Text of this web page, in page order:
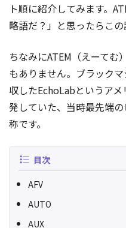
ト順に紹介してみます。
略語だ？」と思ったらこ
ちなみにATEM（えーてむ
もありません。ブラック
収したEchoLabというア
発していた、当時最先端
称です。
目次
AFV
AUTO
AUX